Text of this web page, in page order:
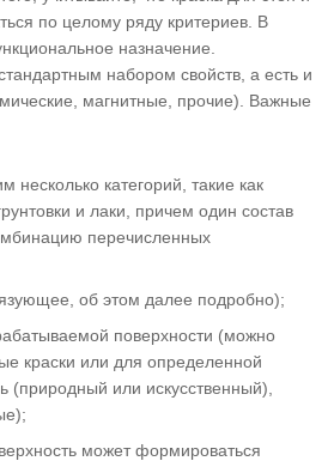
по целому ряду критериев. В
назначение.
набором свойств, а есть и
магнитные, прочие). Важные
несколько категорий, такие как
и лаки, причем один состав
перечисленных
об этом далее подробно);
поверхности (можно
краски или для определенной
(природный или искусственный),
может формироваться